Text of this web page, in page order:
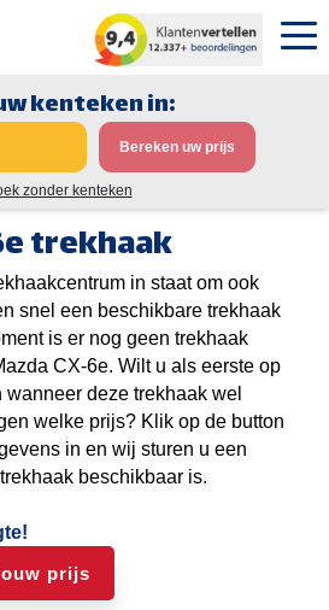
kenteken in:
Bereken uw prijs
zonder kenteken
trekhaak
in staat om ook
snel een beschikbare trekhaak
is er nog geen trekhaak
CX-6e. Wilt u als eerste op
deze trekhaak wel
welke prijs? Klik op de button
in en wij sturen u een
beschikbaar is.
prijs